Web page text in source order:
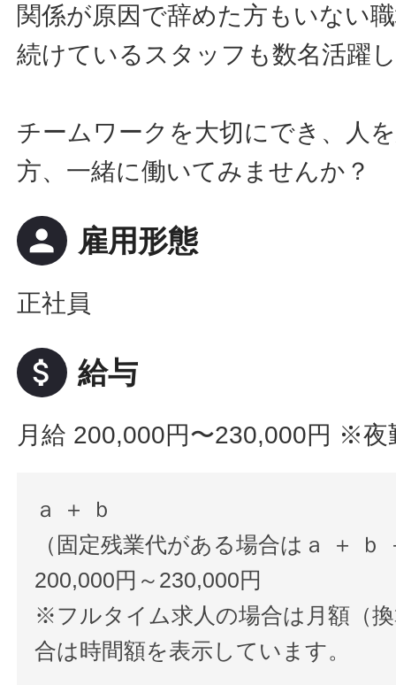
関係が原因で辞めた方もいない
続けているスタッフも数名活躍
チームワークを大切にでき、人
方、一緒に働いてみませんか？
person 雇用形態
正社員
attach_money 給与
月給 200,000円〜230,000円 ※夜
ａ ＋ ｂ
（固定残業代がある場合はａ ＋ ｂ
200,000円～230,000円
※フルタイム求人の場合は月額（
合は時間額を表示しています。